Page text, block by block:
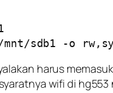
sdb1 -o
harus
wifi di